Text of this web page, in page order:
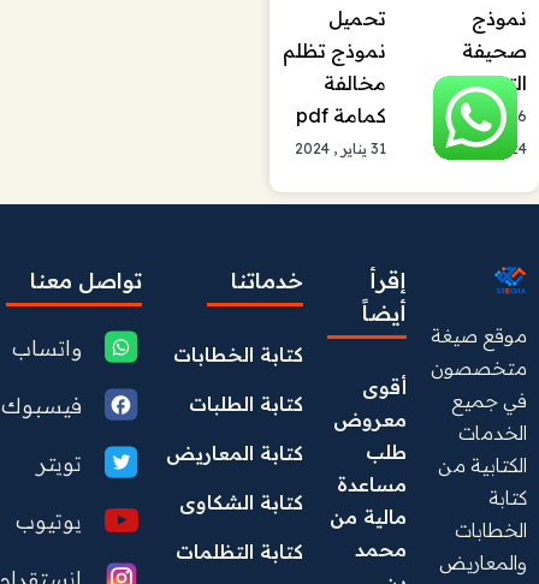
نموذج
صحيفة
التظلم
26 أغسطس ,
2024
تحميل
نموذج تظلم
مخالفة
كمامة pdf
31 يناير , 2024
موقع صيغة
متخصصون
في جميع
الخدمات
الكتابية من
كتابة
الخطابات
والمعاريض
إقرأ
أيضاً
خدماتنا
كتابة الخطابات
كتابة الطلبات
كتابة المعاريض
كتابة الشكاوى
كتابة التظلمات
تواصل معنا
واتساب
فيسبوك
تويتر
يوتيوب
انستقرام